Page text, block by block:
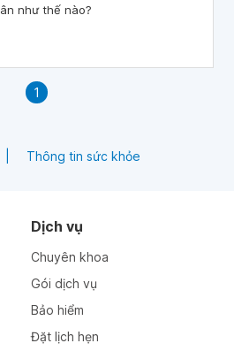
như thế nào?
1
Thông tin sức khỏe
Dịch vụ
Chuyên khoa
Gói dịch vụ
Bảo hiểm
Đặt lịch hẹn